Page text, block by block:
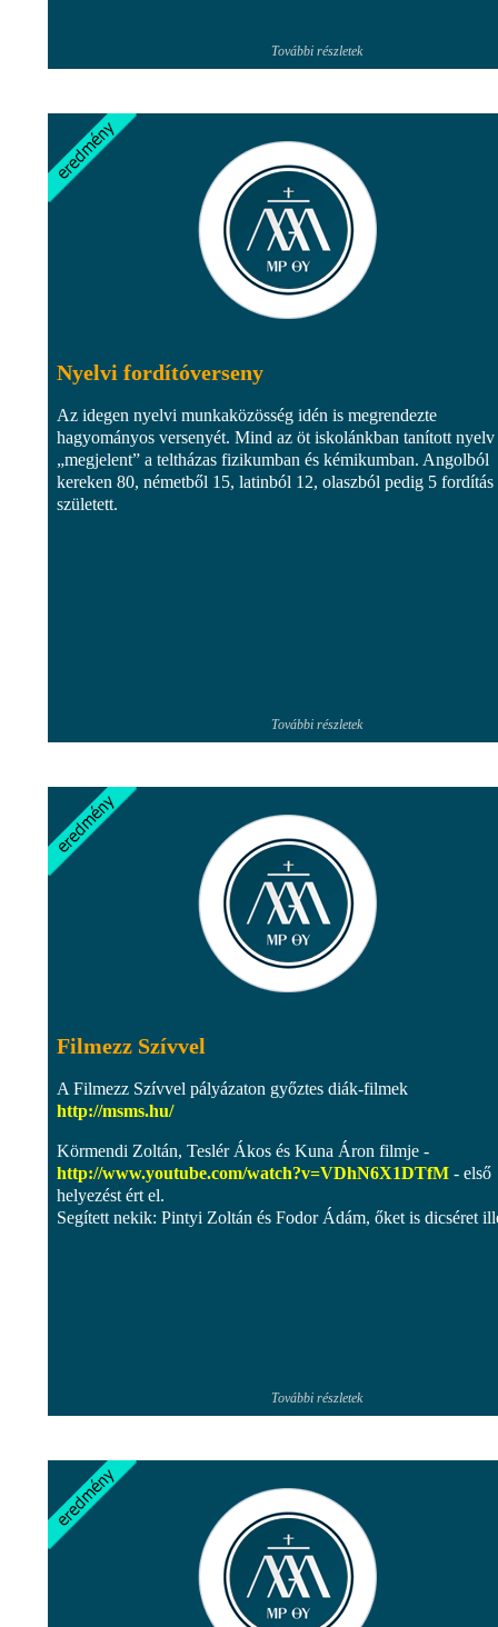
További részletek
Nyelvi fordítóverseny
Az idegen nyelvi munkaközösség idén is megrendezte
hagyományos versenyét. Mind az öt iskolánkban tanított nyelv
„megjelent” a teltházas fizikumban és kémikumban. Angolból
kereken 80, németből 15, latinból 12, olaszból pedig 5 fordítás
született.
További részletek
Filmezz Szívvel
A Filmezz Szívvel pályázaton győztes diák-filmek
http://msms.hu/
Körmendi Zoltán, Teslér Ákos és Kuna Áron filmje -
http://www.youtube.com/watch?v=VDhN6X1DTfM - első
helyezést ért el.
Segített nekik: Pintyi Zoltán és Fodor Ádám, őket is dicséret
További részletek